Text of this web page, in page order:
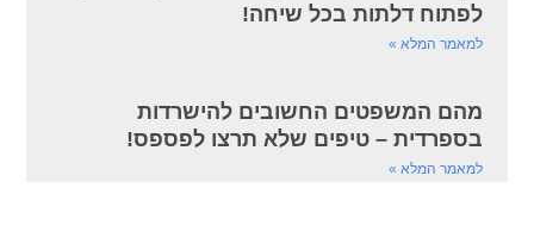
לפתוח דלתות בכל שיחה!
למאמר המלא »
מהם המשפטים החשובים להישרדות
בספרדית – טיפים שלא תרצו לפספס!
למאמר המלא »